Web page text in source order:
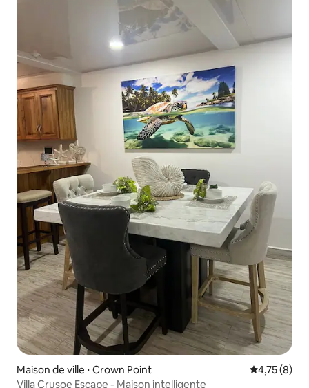
Maison de ville ⋅ Crown Point Évaluation
4,75 (8)
Villa Crusoe Escape - Maison intelligente